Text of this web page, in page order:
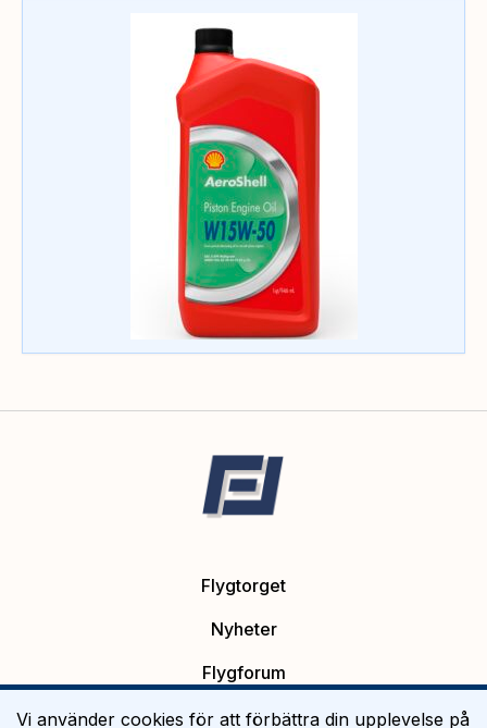
Flygtorget
Nyheter
Flygforum
Platsannonser
Vi använder cookies för att förbättra din upplevelse på